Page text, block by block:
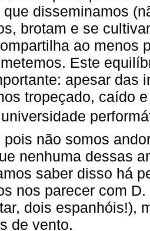
que disseminamos
brotam e se
ao menos
Este
apesar das
tropeçado, caído
pois não somos
nenhuma dessas
saber disso há
nos parecer com
dois espanhóis!),
de vento.